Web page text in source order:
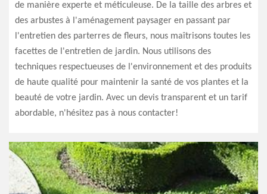
de manière experte et méticuleuse. De la taille des arbres et
des arbustes à l'aménagement paysager en passant par
l'entretien des parterres de fleurs, nous maîtrisons toutes les
facettes de l'entretien de jardin. Nous utilisons des
techniques respectueuses de l'environnement et des produits
de haute qualité pour maintenir la santé de vos plantes et la
beauté de votre jardin. Avec un devis transparent et un tarif
abordable, n'hésitez pas à nous contacter!